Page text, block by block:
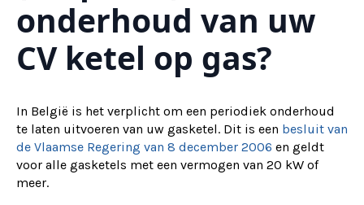
onderhoud van uw
CV ketel op gas?
In België is het verplicht om een periodiek onderhoud
te laten uitvoeren van uw gasketel. Dit is een besluit van
de Vlaamse Regering van 8 december 2006 en geldt
voor alle gasketels met een vermogen van 20 kW of
meer.